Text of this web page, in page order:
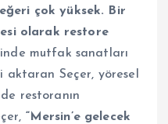
çok yüksek. Bir
olarak restore
mutfak sanatları
Seçer, yöresel
restoranın
“Mersin’e gelecek